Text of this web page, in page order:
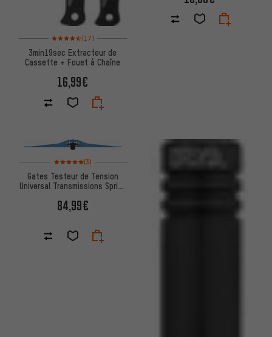
Note moyenne : 4,5 sur 5 d'après 17 avis
(17)
3min19sec Extracteur de
Cassette + Fouet à Chaîne
16,99€
Note moyenne : 5 sur 5 d'après 3 avis
(3)
Gates Testeur de Tension
Universal Transmissions Spring
84,99€